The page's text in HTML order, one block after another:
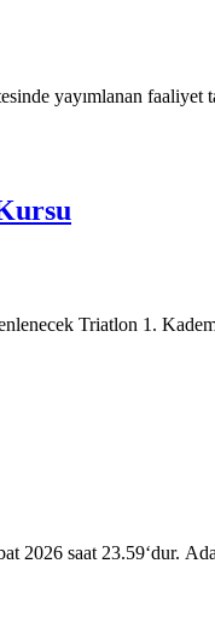
yayımlanan faaliyet
Triatlon 1.
2026 saat 23.59‘dur.